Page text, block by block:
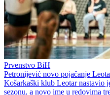
Prvenstvo BiH
Petronijević novo pojačanje
Košarkaški klub Leotar nastavio
sezonu, a novo ime u redovima